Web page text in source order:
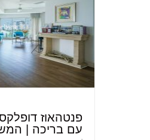
פנטהאוז דופלקס
עם בריכה |